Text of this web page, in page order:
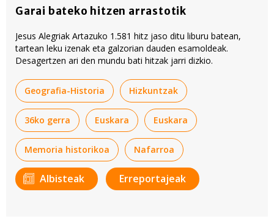
Garai bateko hitzen arrastotik
Jesus Alegriak Artazuko 1.581 hitz jaso ditu liburu batean,
tartean leku izenak eta galzorian dauden esamoldeak.
Desagertzen ari den mundu bati hitzak jarri dizkio.
Geografia-Historia Hizkuntzak
36ko gerra Euskara Euskara
Memoria historikoa Nafarroa
Albisteak Erreportajeak